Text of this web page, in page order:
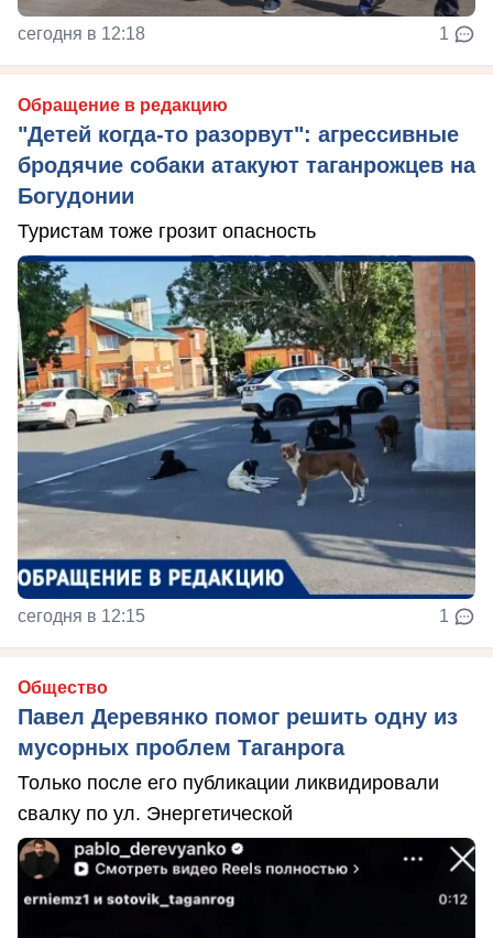
сегодня в 12:18 1
Обращение в редакцию
"Детей когда-то разорвут": агрессивные
бродячие собаки атакуют таганрожцев на
Богудонии
Туристам тоже грозит опасность
сегодня в 12:15 1
Общество
Павел Деревянко помог решить одну из
мусорных проблем Таганрога
Только после его публикации ликвидировали
свалку по ул. Энергетической